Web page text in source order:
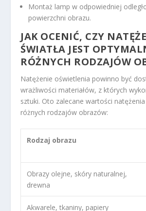
Montaż lamp w odpowiedniej
powierzchni obrazu.
JAK OCENIĆ, CZY
ŚWIATŁA JEST
RÓŻNYCH RODZAJÓW
Natężenie oświetlenia powinno być
wrażliwości materiałów, z których
sztuki. Oto zalecane wartości
różnych rodzajów obrazów:
Rodzaj obrazu
Obrazy olejne, skóry naturalnej,
drewna
Akwarele, tkaniny, papiery